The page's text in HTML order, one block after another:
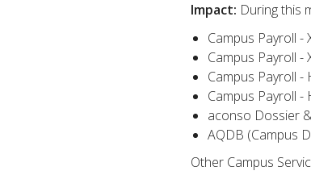
Impact: During this
Campus Payroll -
Campus Payroll -
Campus Payroll -
Campus Payroll -
aconso Dossier
AQDB (Campus
Other Campus